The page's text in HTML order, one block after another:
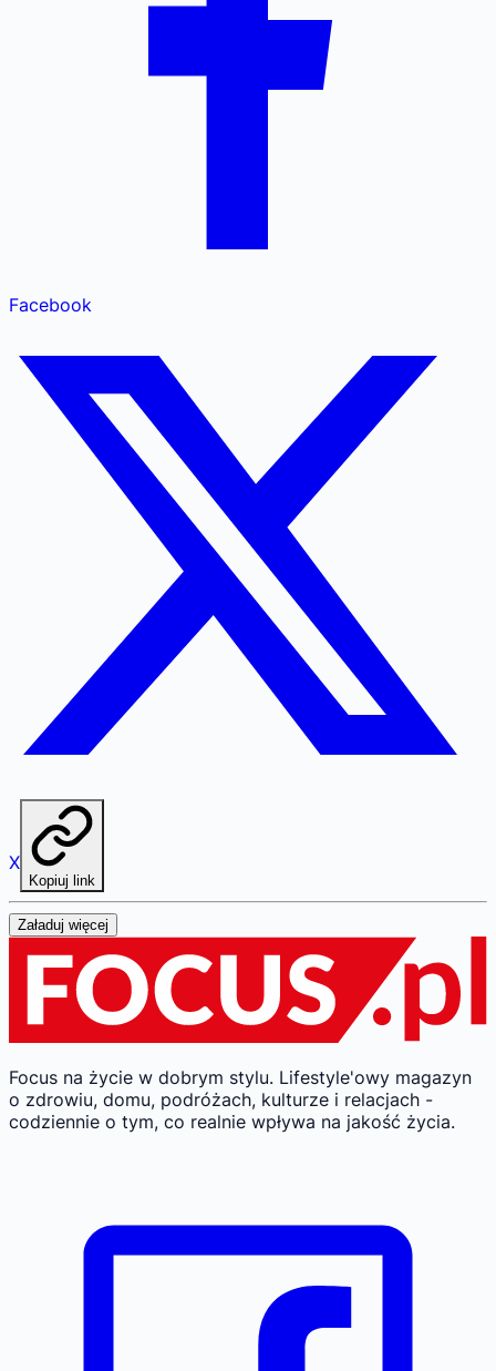
Facebook
X
Kopiuj link
Załaduj więcej
Focus na życie w dobrym stylu. Lifestyle'owy magazyn
o zdrowiu, domu, podróżach, kulturze i relacjach -
codziennie o tym, co realnie wpływa na jakość życia.